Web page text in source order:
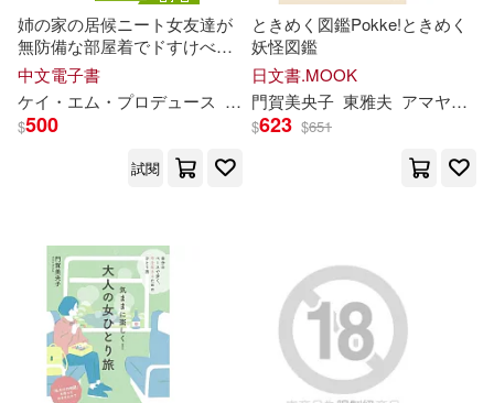
（美）歐·亨利(80)
（美）迪士尼公司(80)
央美陽光(79)
手代木史織(79)
星名美津紀(79) 助野嘉昭(78)
台灣東販(610)
浙江人民出版社(604)
中國建築工業出版社(585)
九州出版社(580)
姉の家の居候ニート女友達が
無防備な部屋着でドすけべオ
ナニー誘惑!! 完全版 (電子書)
中文電子書
ケイ・エム・プロデュース 尾崎えりか 流川莉央 美澄玲衣
$500
試閱
ときめく図鑑Pokke!ときめく
妖怪図鑑
日文書.MOOK
門賀美央子 東雅夫 アマヤギ堂
$623 $651